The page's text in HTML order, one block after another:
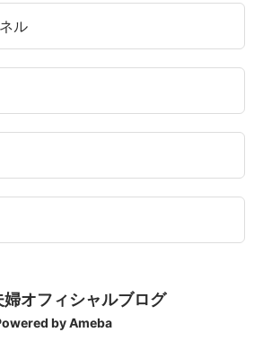
ル
婦オフィシャルブログ
by Ameba